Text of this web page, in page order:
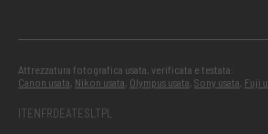
Attrezzatura fotografica usata, verificata e testata:
Canon usata, Nikon usata, Olympus usata, Sony usata, Fuji
ITENFRDEATESLTPL